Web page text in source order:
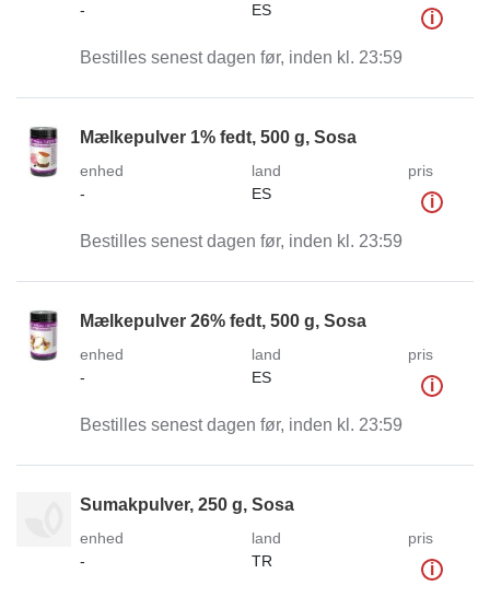
-
ES
i
Bestilles senest dagen før, inden kl. 23:59
Mælkepulver 1% fedt, 500 g, Sosa
enhed
-
land
ES
pris
i
Bestilles senest dagen før, inden kl. 23:59
Mælkepulver 26% fedt, 500 g, Sosa
enhed
-
land
ES
pris
i
Bestilles senest dagen før, inden kl. 23:59
Sumakpulver, 250 g, Sosa
enhed
-
land
TR
pris
i